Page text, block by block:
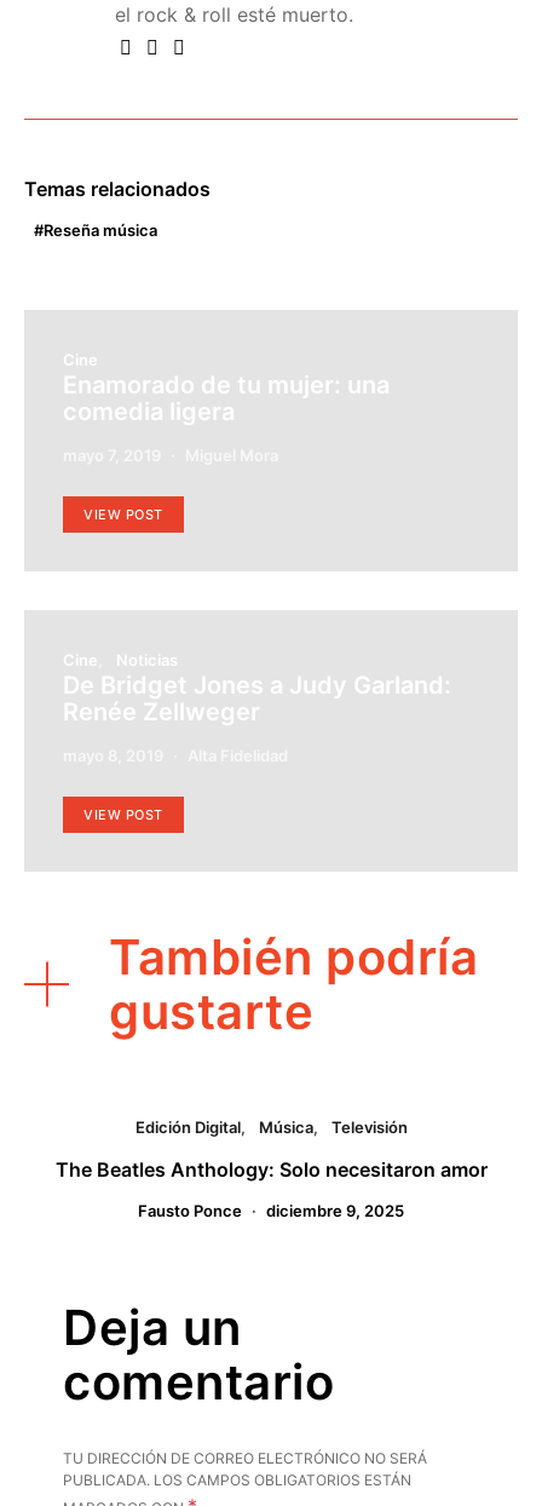
el rock & roll esté muerto.
Temas relacionados
Reseña música
Cine
Enamorado de tu mujer: una
comedia ligera
VIEW POST
Cine Noticias
De Bridget Jones a Judy Garland:
Renée Zellweger
VIEW POST
También podría
gustarte
Edición Digital Música Televisión
The Beatles Anthology: Solo necesitaron amor
Fausto Ponce diciembre 9, 2025
Deja un
comentario
TU DIRECCIÓN DE CORREO ELECTRÓNICO NO SERÁ
PUBLICADA. LOS CAMPOS OBLIGATORIOS ESTÁN